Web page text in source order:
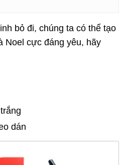
bỏ đi, chúng ta có thể tạo
Noel cực đáng yêu, hãy
dán